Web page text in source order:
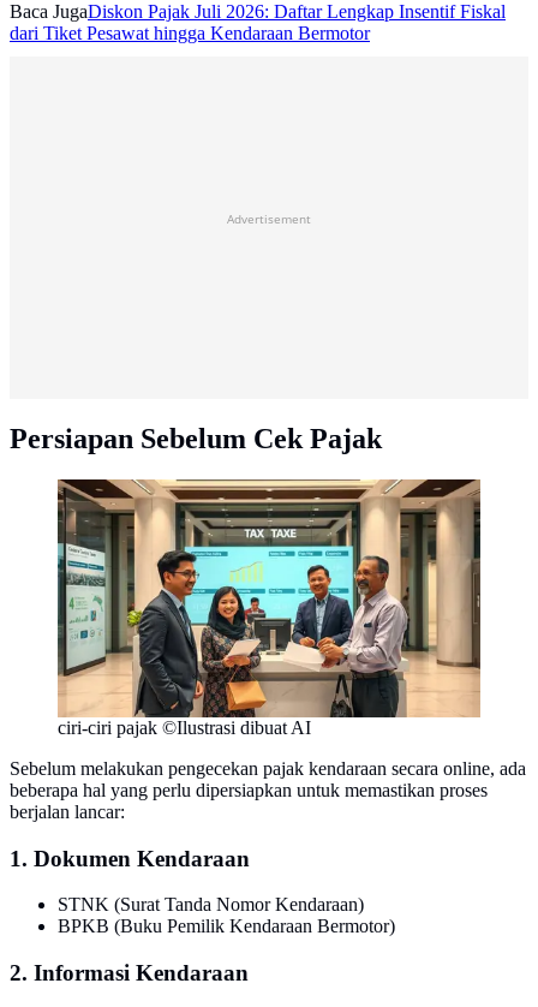
Baca JugaDiskon Pajak Juli 2026: Daftar Lengkap Insentif Fiskal
dari Tiket Pesawat hingga Kendaraan Bermotor
Advertisement
Persiapan Sebelum Cek Pajak
ciri-ciri pajak ©Ilustrasi dibuat AI
Sebelum melakukan pengecekan pajak kendaraan secara online, ada
beberapa hal yang perlu dipersiapkan untuk memastikan proses
berjalan lancar:
1. Dokumen Kendaraan
STNK (Surat Tanda Nomor Kendaraan)
BPKB (Buku Pemilik Kendaraan Bermotor)
2. Informasi Kendaraan